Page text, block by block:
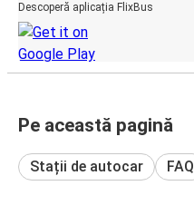
Descoperă aplicația FlixBus
Pe această pagină
Stații de autocar FAQ